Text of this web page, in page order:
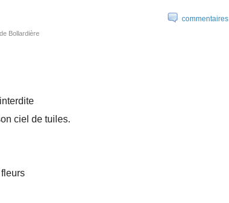
commentaires
Bollardière
ciel de tuiles.